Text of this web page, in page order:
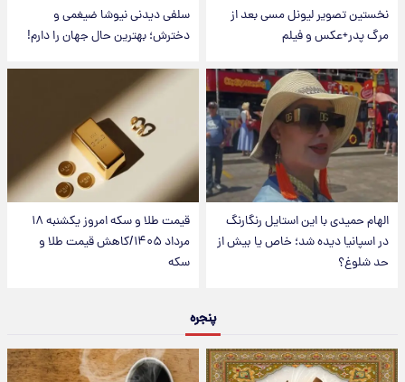
نخستین تصویر لیونل مسی بعد از
مرگ پدر+عکس و فیلم
سلفی دیدنی نیوشا ضیغمی و
دخترش؛ بهترین حال جهان را دارم!
الهام حمیدی با این استایل رنگارنگ
در اسپانیا دیده شد؛ خاص یا بیش از
حد شلوغ؟
قیمت طلا و سکه امروز یکشنبه ۱۸
مرداد ۱۴۰۵/کاهش قیمت طلا و
سکه
پنجره